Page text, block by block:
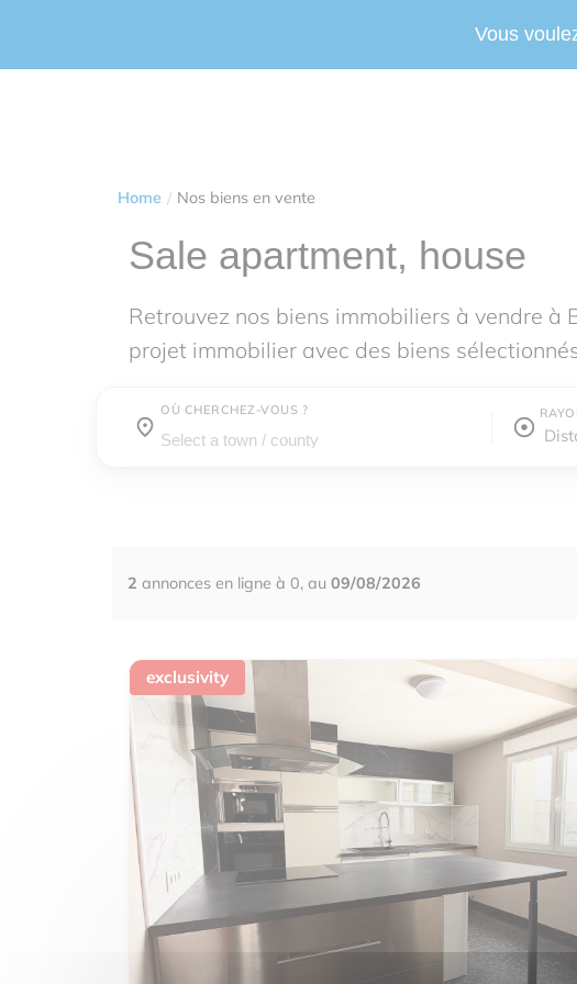
Vous
Home Nos biens en vente
Sale apartment, house
Retrouvez nos biens immobiliers à vendre à
projet immobilier avec des biens
OÙ CHERCHEZ-VOUS ?
Town / county :
2 annonces en ligne à 0, au 09/08/2026
exclusivity